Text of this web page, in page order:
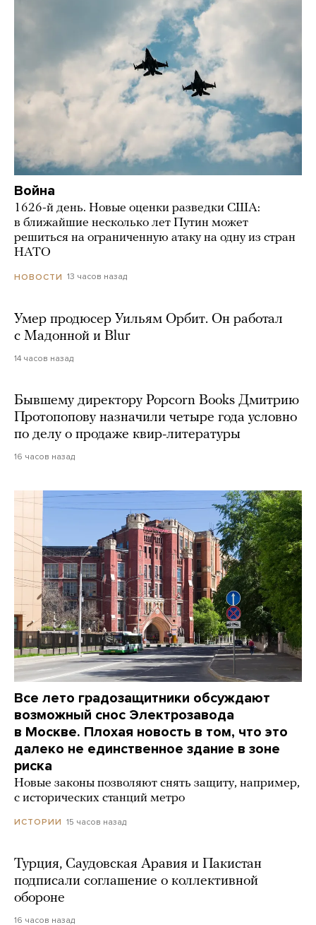
Война
1626-й день. Новые оценки разведки США:
в ближайшие несколько лет Путин может
решиться на ограниченную атаку на одну из стран
НАТО
НОВОСТИ 13 часов назад
Умер продюсер Уильям Орбит. Он работал
с Мадонной и Blur
14 часов назад
Бывшему директору Popcorn Books Дмитрию
Протопопову назначили четыре года условно
по делу о продаже квир-литературы
16 часов назад
Все лето градозащитники обсуждают
возможный снос Электрозавода
в Москве. Плохая новость в том, что это
далеко не единственное здание в зоне
риска
Новые законы позволяют снять защиту, например,
с исторических станций метро
ИСТОРИИ 15 часов назад
Турция, Саудовская Аравия и Пакистан
подписали соглашение о коллективной
обороне
16 часов назад